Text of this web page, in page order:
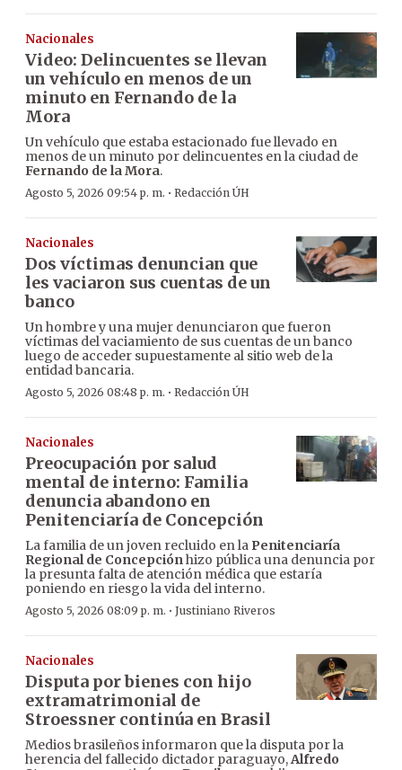
Nacionales
Video: Delincuentes se llevan
un vehículo en menos de un
minuto en Fernando de la
Mora
Un vehículo que estaba estacionado fue llevado en
menos de un minuto por delincuentes en la ciudad de
Fernando de la Mora.
Agosto 5, 2026 09:54 p. m. · Redacción ÚH
Nacionales
Dos víctimas denuncian que
les vaciaron sus cuentas de un
banco
Un hombre y una mujer denunciaron que fueron
víctimas del vaciamiento de sus cuentas de un banco
luego de acceder supuestamente al sitio web de la
entidad bancaria.
Agosto 5, 2026 08:48 p. m. · Redacción ÚH
Nacionales
Preocupación por salud
mental de interno: Familia
denuncia abandono en
Penitenciaría de Concepción
La familia de un joven recluido en la Penitenciaría
Regional de Concepciónhizo pública una denuncia por
la presunta falta de atención médica que estaría
poniendo en riesgo la vida del interno.
Agosto 5, 2026 08:09 p. m. · Justiniano Riveros
Nacionales
Disputa por bienes con hijo
extramatrimonial de
Stroessner continúa en Brasil
Medios brasileños informaron que la disputa por la
herencia del fallecido dictador paraguayo,Alfredo